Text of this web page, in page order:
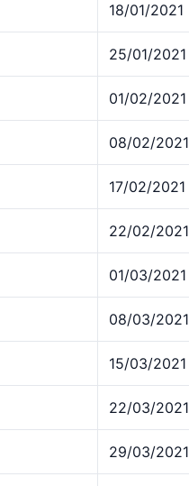
18/01/2021
25/01/2021
01/02/2021
08/02/2021
17/02/2021
22/02/2021
01/03/2021
08/03/2021
15/03/2021
22/03/2021
29/03/2021